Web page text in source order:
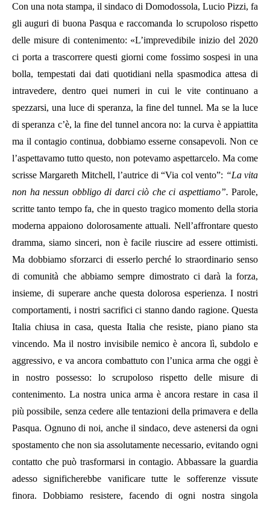
Con una nota stampa, il sindaco di Domodossola, Lucio Pizzi, fa
gli auguri di buona Pasqua e raccomanda lo scrupoloso rispetto
delle misure di contenimento: «L’imprevedibile inizio del 2020
ci porta a trascorrere questi giorni come fossimo sospesi in una
bolla, tempestati dai dati quotidiani nella spasmodica attesa di
intravedere, dentro quei numeri in cui le vite continuano a
spezzarsi, una luce di speranza, la fine del tunnel. Ma se la luce
di speranza c’è, la fine del tunnel ancora no: la curva è appiattita
ma il contagio continua, dobbiamo esserne consapevoli. Non ce
l’aspettavamo tutto questo, non potevamo aspettarcelo. Ma come
scrisse Margareth Mitchell, l’autrice di “Via col vento”: “La vita
non ha nessun obbligo di darci ciò che ci aspettiamo”. Parole,
scritte tanto tempo fa, che in questo tragico momento della storia
moderna appaiono dolorosamente attuali. Nell’affrontare questo
dramma, siamo sinceri, non è facile riuscire ad essere ottimisti.
Ma dobbiamo sforzarci di esserlo perché lo straordinario senso
di comunità che abbiamo sempre dimostrato ci darà la forza,
insieme, di superare anche questa dolorosa esperienza. I nostri
comportamenti, i nostri sacrifici ci stanno dando ragione. Questa
Italia chiusa in casa, questa Italia che resiste, piano piano sta
vincendo. Ma il nostro invisibile nemico è ancora lì, subdolo e
aggressivo, e va ancora combattuto con l’unica arma che oggi è
in nostro possesso: lo scrupoloso rispetto delle misure di
contenimento. La nostra unica arma è ancora restare in casa il
più possibile, senza cedere alle tentazioni della primavera e della
Pasqua. Ognuno di noi, anche il sindaco, deve astenersi da ogni
spostamento che non sia assolutamente necessario, evitando ogni
contatto che può trasformarsi in contagio. Abbassare la guardia
adesso significherebbe vanificare tutte le sofferenze vissute
finora. Dobbiamo resistere, facendo di ogni nostra singola